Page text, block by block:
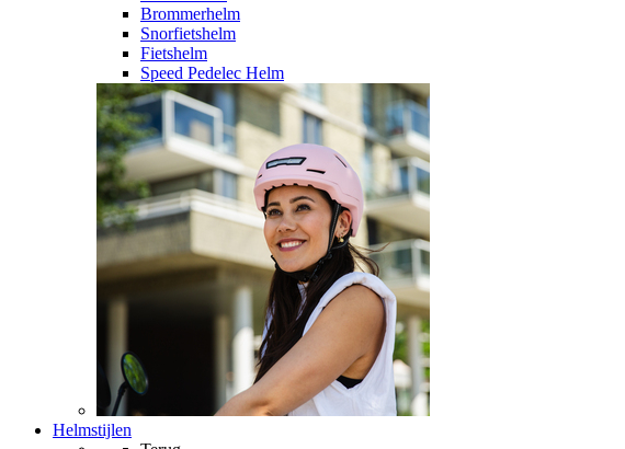
Brommerhelm
Snorfietshelm
Fietshelm
Speed Pedelec Helm
Helmstijlen